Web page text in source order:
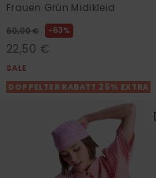
Frauen Grün Midikleid
60,00 € 63%
22,50 €
SALE
DOPPELTER RABATT 25% EXTRA